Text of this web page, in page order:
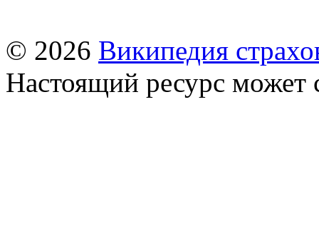
© 2026 Википедия
Настоящий ресурс может